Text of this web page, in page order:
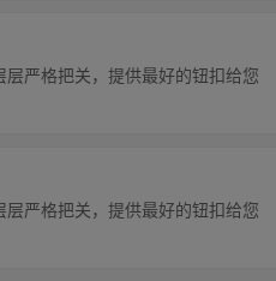
严格把关，提供最好的钮扣给您
严格把关，提供最好的钮扣给您